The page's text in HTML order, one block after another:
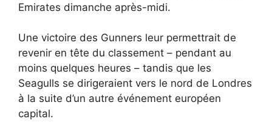
Emirates dimanche après-midi.
Une victoire des Gunners leur permettrait de
revenir en tête du classement – pendant au
moins quelques heures – tandis que les
Seagulls se dirigeraient vers le nord de Londres
à la suite d’un autre événement européen
capital.